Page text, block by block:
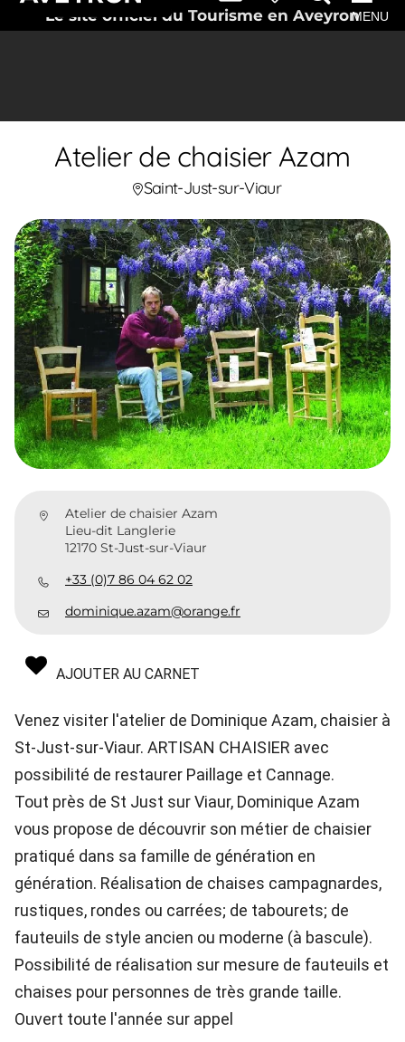
Le site officiel du Tourisme en AveyronMENU
Atelier de chaisier Azam
Saint-Just-sur-Viaur
Atelier de chaisier Azam
Lieu-dit Langlerie
12170 St-Just-sur-Viaur
+33 (0)7 86 04 62 02
dominique.azam@orange.fr
AJOUTER AU CARNET
Venez visiter l'atelier de Dominique Azam, chaisier à
St-Just-sur-Viaur. ARTISAN CHAISIER avec
possibilité de restaurer Paillage et Cannage.
Tout près de St Just sur Viaur, Dominique Azam
vous propose de découvrir son métier de chaisier
pratiqué dans sa famille de génération en
génération. Réalisation de chaises campagnardes,
rustiques, rondes ou carrées; de tabourets; de
fauteuils de style ancien ou moderne (à bascule).
Possibilité de réalisation sur mesure de fauteuils et
chaises pour personnes de très grande taille.
Ouvert toute l'année sur appel